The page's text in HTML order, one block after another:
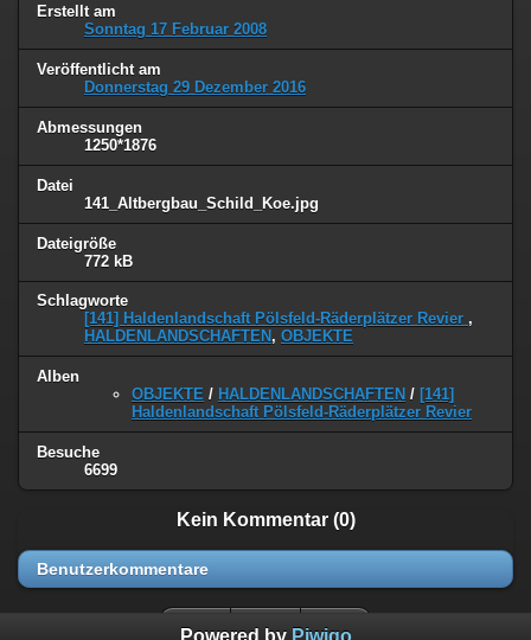
Erstellt am
Sonntag 17 Februar 2008
Veröffentlicht am
Donnerstag 29 Dezember 2016
Abmessungen
1250*1876
Datei
141_Altbergbau_Schild_Koe.jpg
Dateigröße
772 kB
Schlagworte
[141] Haldenlandschaft Pölsfeld-Räderplätzer Revier ,
HALDENLANDSCHAFTEN , OBJEKTE
Alben
OBJEKTE / HALDENLANDSCHAFTEN / [141]
Haldenlandschaft Pölsfeld-Räderplätzer Revier
Besuche
6699
Kein Kommentar (0)
Benutzerkommentare
Powered by Piwigo